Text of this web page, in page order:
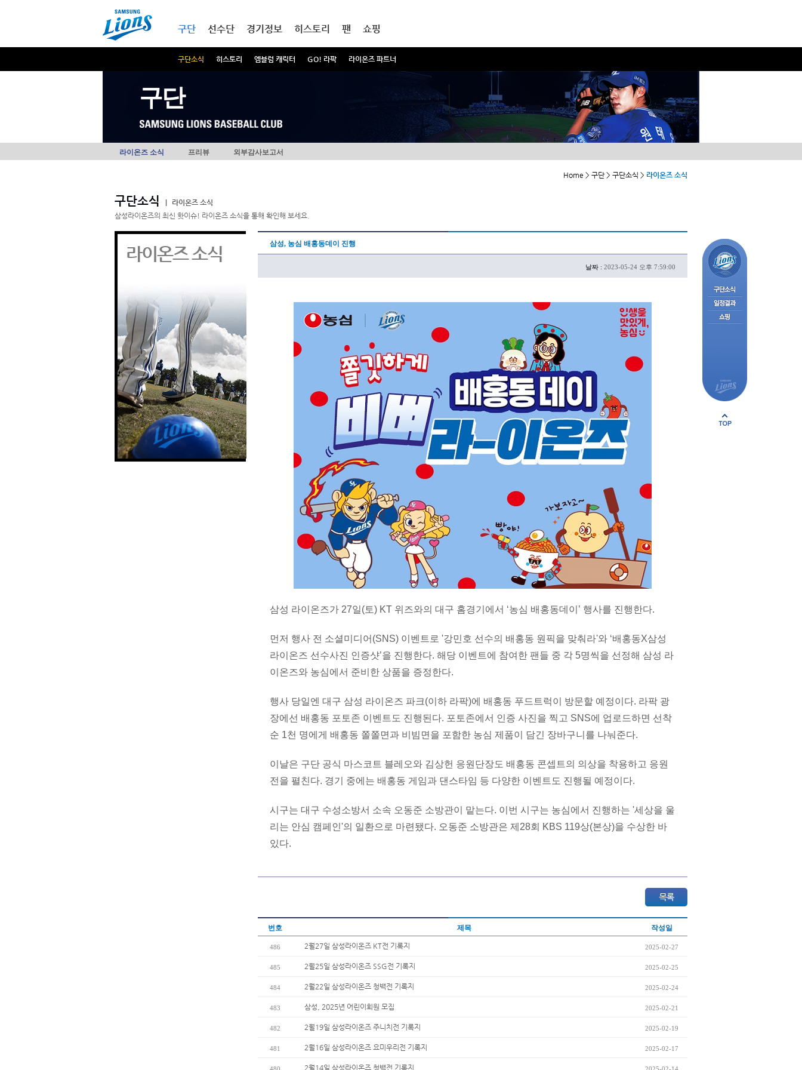
구단
구단소식 히스토리 엠블럼 캐릭터 GO! 라팍 라이온즈 파트너
선수단 경기정보 히스토리 팬 쇼핑
구단
라이온즈 소식 프리뷰 외부감사보고서
Home > 구단 > 구단소식 > 라이온즈 소식
구단소식
라이온즈 소식
삼성라이온즈의 최신 핫이슈! 라이온즈 소식을 통해 확인해 보세요.
라이온즈 소식 삼성, 농심 배홍동데이 진행
날짜 : 2023-05-24 오후 7:59:00
삼성 라이온즈가 27일(토) KT 위즈와의 대구 홈경기에서 ‘농심 배홍동데이’ 행사를 진행한다.
먼저 행사 전 소셜미디어(SNS) 이벤트로 '강민호 선수의 배홍동 원픽을 맞춰라'와 ‘배홍동X삼성
라이온즈 선수사진 인증샷’을 진행한다. 해당 이벤트에 참여한 팬들 중 각 5명씩을 선정해 삼성 라
이온즈와 농심에서 준비한 상품을 증정한다.
행사 당일엔 대구 삼성 라이온즈 파크(이하 라팍)에 배홍동 푸드트럭이 방문할 예정이다. 라팍 광
장에선 배홍동 포토존 이벤트도 진행된다. 포토존에서 인증 사진을 찍고 SNS에 업로드하면 선착
순 1천 명에게 배홍동 쫄쫄면과 비빔면을 포함한 농심 제품이 담긴 장바구니를 나눠준다.
이날은 구단 공식 마스코트 블레오와 김상헌 응원단장도 배홍동 콘셉트의 의상을 착용하고 응원
전을 펼친다. 경기 중에는 배홍동 게임과 댄스타임 등 다양한 이벤트도 진행될 예정이다.
시구는 대구 수성소방서 소속 오동준 소방관이 맡는다. 이번 시구는 농심에서 진행하는 '세상을 울
리는 안심 캠페인'의 일환으로 마련됐다. 오동준 소방관은 제28회 KBS 119상(본상)을 수상한 바
있다.
번호 제목 작성일
486 2월27일 삼성라이온즈 KT전 기록지 2025-02-27
485 2월25일 삼성라이온즈 SSG전 기록지 2025-02-25
484 2월22일 삼성라이온즈 청백전 기록지 2025-02-24
483 삼성, 2025년 어린이회원 모집 2025-02-21
482 2월19일 삼성라이온즈 주니치전 기록지 2025-02-19
481 2월16일 삼성라이온즈 요미우리전 기록지 2025-02-17
2월14일 삼성라이온즈 청백전 기록지